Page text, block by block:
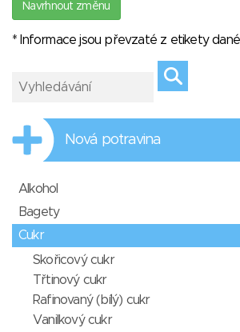
Navrhnout změnu
* Informace jsou převzaté z etikety
Nová potravina
Alkohol
Bagety
Cukr
Skořicový cukr
Třtinový cukr
Rafinovaný (bílý) cukr
Vanilkový cukr